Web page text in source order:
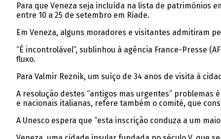
Para que Veneza seja incluída na lista de patrimónios
entre 10 a 25 de setembro em Riade.
Em Veneza, alguns moradores e visitantes admitiram
“É incontrolável”, sublinhou à agência France-Presse
fluxo.
Para Valmir Reznik, um suíço de 34 anos de visita à
A resolução destes “antigos mas urgentes” problemas
e nacionais italianas, refere também o comité, que
A Unesco espera que “esta inscrição conduza a um